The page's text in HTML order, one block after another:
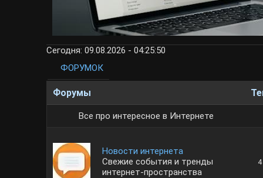
Сегодня: 09.08.2026 - 04:25:50
ФОРУМОК
Форумы
Все про интересное в Интернете
Новости интернета
Свежие события и тренды
интернет-пространства
4